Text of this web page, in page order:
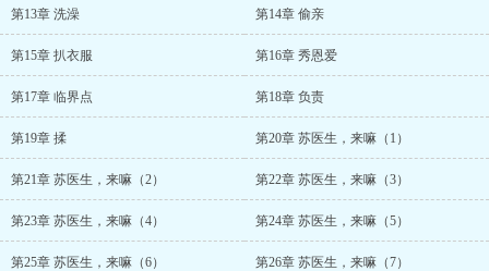
第13章 洗澡 第14章 偷亲
第15章 扒衣服 第16章 秀恩爱
第17章 临界点 第18章 负责
第19章 揉 第20章 苏医生，来嘛（1）
第21章 苏医生，来嘛（2） 第22章 苏医生，来嘛（3）
第23章 苏医生，来嘛（4） 第24章 苏医生，来嘛（5）
第25章 苏医生，来嘛（6） 第26章 苏医生，来嘛（7）